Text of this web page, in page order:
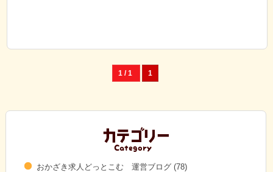
1 / 1 1
おかざき求人どっとこむ 運営ブログ(78)